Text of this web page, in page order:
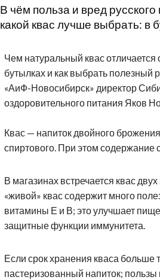
В чём польза и вред
какой квас лучше выбрать: в
Чем натуральный квас отличается
бутылках и как выбрать полезный
«АиФ-Новосибирск» директор
оздоровительного питания Яков
Квас — напиток двойного
спиртового. При этом содержание
В магазинах встречается квас
«живой» квас содержит много
витамины Е и В; это улучшает
защитные функции иммунитета.
Если срок хранения кваса больше
пастеризованный напиток;